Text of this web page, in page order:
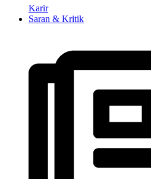
Karir
Saran & Kritik